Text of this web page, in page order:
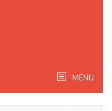
MENU